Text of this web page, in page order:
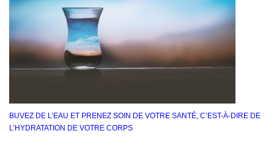
BUVEZ DE L’EAU ET PRENEZ SOIN DE VOTRE SANTÉ, C’EST-À-DIRE DE
L’HYDRATATION DE VOTRE CORPS